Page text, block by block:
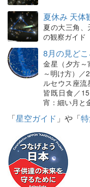
夏休み 天体
夏の大三角
の観察ガイド
8月の見どこ
金星（夕方～
～明け方）／
ルセウス座
皆既日食／
宵：細い月と
「星空ガイド 」や「